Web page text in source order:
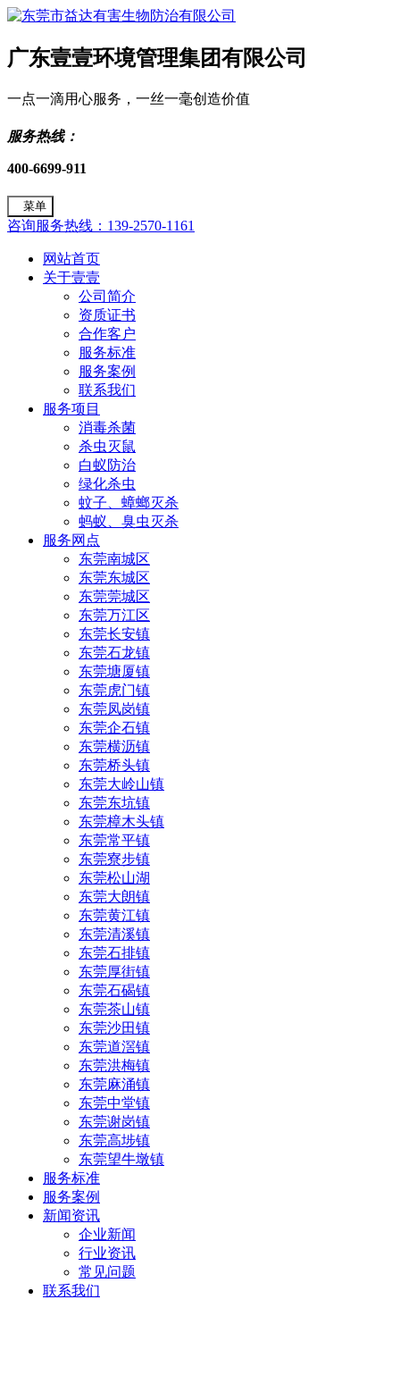
广东壹壹环境管理集团有限公司
一点一滴用心服务，一丝一毫创造价值
服务热线：
400-6699-911
菜单
咨询服务热线：139-2570-1161
网站首页
关于壹壹
公司简介
资质证书
合作客户
服务标准
服务案例
联系我们
服务项目
消毒杀菌
杀虫灭鼠
白蚁防治
绿化杀虫
蚊子、蟑螂灭杀
蚂蚁、臭虫灭杀
服务网点
东莞南城区
东莞东城区
东莞莞城区
东莞万江区
东莞长安镇
东莞石龙镇
东莞塘厦镇
东莞虎门镇
东莞凤岗镇
东莞企石镇
东莞横沥镇
东莞桥头镇
东莞大岭山镇
东莞东坑镇
东莞樟木头镇
东莞常平镇
东莞寮步镇
东莞松山湖
东莞大朗镇
东莞黄江镇
东莞清溪镇
东莞石排镇
东莞厚街镇
东莞石碣镇
东莞茶山镇
东莞沙田镇
东莞道滘镇
东莞洪梅镇
东莞麻涌镇
东莞中堂镇
东莞谢岗镇
东莞高埗镇
东莞望牛墩镇
服务标准
服务案例
新闻资讯
企业新闻
行业资讯
常见问题
联系我们